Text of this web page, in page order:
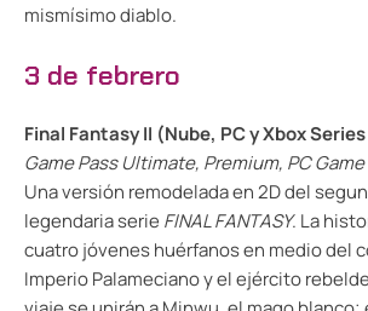
mismísimo diablo.
3 de febrero
Final Fantasy II (Nube, PC y Xbox
Game Pass Ultimate, Premium, PC Game
Una versión remodelada en 2D del
legendaria serie FINAL FANTASY. La
cuatro jóvenes huérfanos en medio del
Imperio Palameciano y el ejército